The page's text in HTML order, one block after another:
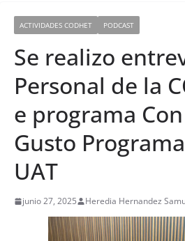
ACTIVIDADES CODHET PODCAST
Se realizo
Personal de la
e programa
Gusto
UAT
junio 27, 2025 Heredia Hernandez